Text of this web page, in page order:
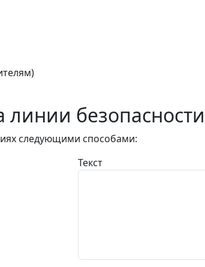
безопасности
следующими способами:
Текст